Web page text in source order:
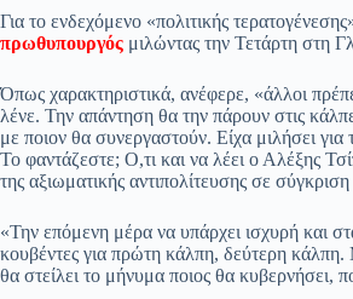
bo
ok
ts
A
pp
gr
a
m
sa
ge
ail
Για το ενδεχόμενο «πολιτικής
πρωθυπουργός μιλώντας την Τετάρτη στη
Όπως χαρακτηριστικά, ανέφερε, «άλλοι
λένε. Την απάντηση θα την πάρουν στις
με ποιον θα συνεργαστούν. Είχα μιλήσει
Το φαντάζεστε; Ο,τι και να λέει ο Αλέξης
της αξιωματικής αντιπολίτευσης σε
«Την επόμενη μέρα να υπάρχει ισχυρή και
κουβέντες για πρώτη κάλπη, δεύτερη
θα στείλει το μήνυμα ποιος θα